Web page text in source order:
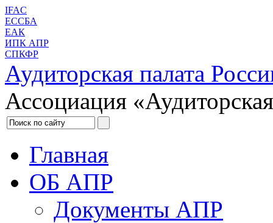
IFAC
ЕССБА
ЕАК
ИПК АПР
СПКФР
Аудиторская палата
Ассоциация
Главная
ОБ АПР
Документы АПР